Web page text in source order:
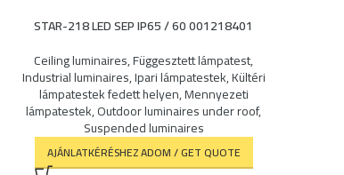
STAR-218 LED SEP IP65 / 60 001218401
Ceiling luminaires,Függesztett lámpatest,
Industrial luminaires,Ipari lámpatestek,Kültéri
lámpatestek fedett helyen,Mennyezeti
lámpatestek,Outdoor luminaires under roof,
Suspended luminaires
AJÁNLATKÉRÉSHEZ ADOM / GET QUOTE